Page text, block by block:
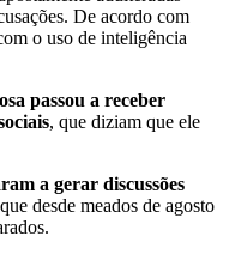
De acordo com
o uso de inteligência
passou a receber
, que diziam que ele
a gerar discussões
desde meados de agosto